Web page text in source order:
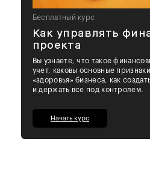
Бесплатный курс
Как управлять
проекта
Вы узнаете, что такое
учет, каковы основные
«здоровья» бизнеса, как
и держать все под контролем.
Начать курс